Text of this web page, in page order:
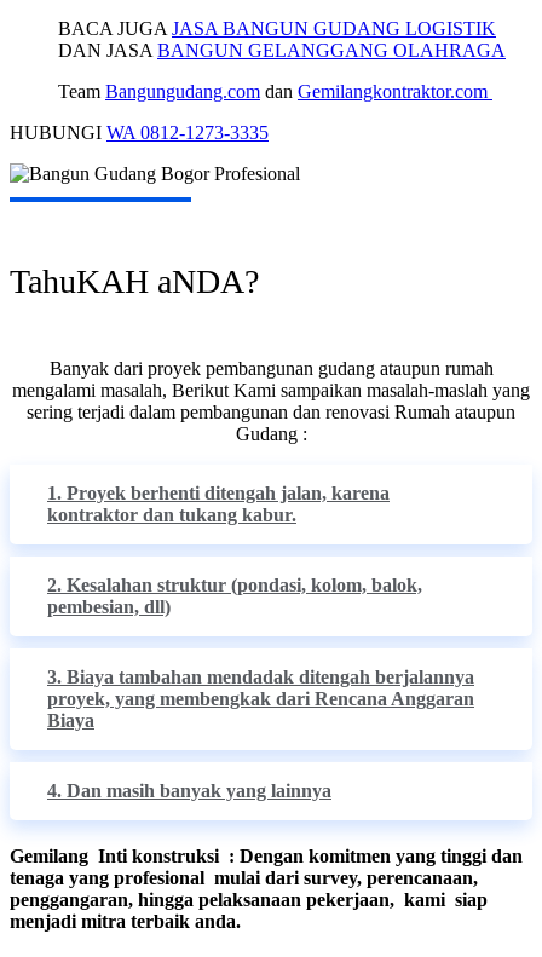
BACA JUGA JASA BANGUN GUDANG LOGISTIK
DAN JASA BANGUN GELANGGANG OLAHRAGA
Team Bangungudang.com dan Gemilangkontraktor.com
HUBUNGI WA 0812-1273-3335
TahuKAH aNDA?
Banyak dari proyek pembangunan gudang ataupun rumah
mengalami masalah, Berikut Kami sampaikan masalah-maslah yang
sering terjadi dalam pembangunan dan renovasi Rumah ataupun
Gudang :
1. Proyek berhenti ditengah jalan, karena
kontraktor dan tukang kabur.
2. Kesalahan struktur (pondasi, kolom, balok,
pembesian, dll)
3. Biaya tambahan mendadak ditengah berjalannya
proyek, yang membengkak dari Rencana Anggaran
Biaya
4. Dan masih banyak yang lainnya
Gemilang Inti konstruksi : Dengan komitmen yang tinggi dan
tenaga yang profesional mulai dari survey, perencanaan,
penggangaran, hingga pelaksanaan pekerjaan, kami siap
menjadi mitra terbaik anda.